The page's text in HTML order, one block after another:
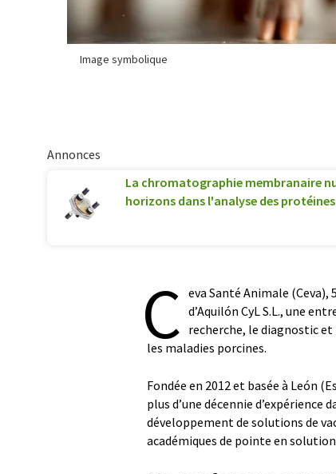
Image symbolique
Annonces
La chromatographie membranaire
horizons dans l'analyse des protéines
C eva Santé Animale
d’Aquilón CyL S.L., une
recherche, le diagnostic
les maladies porcines.
Fondée en 2012 et basée à León
plus d’une décennie d’expérience
développement de solutions de
académiques de pointe en